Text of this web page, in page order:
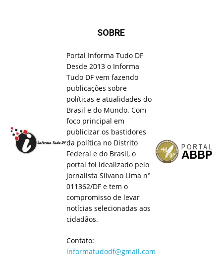
SOBRE
Portal Informa Tudo DF
Desde 2013 o Informa
Tudo DF vem fazendo
publicações sobre
políticas e atualidades do
Brasil e do Mundo. Com
foco principal em
publicizar os bastidores
da política no Distrito
Federal e do Brasil, o
portal foi idealizado pelo
jornalista Silvano Lima n°
011362/DF e tem o
compromisso de levar
notícias selecionadas aos
cidadãos.
Contato:
informatudodf@gmail.com